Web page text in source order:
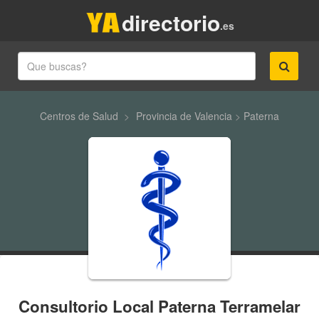
.es
directorio
Centros de Salud > Provincia de Valencia > Paterna
Consultorio Local Paterna Terramelar